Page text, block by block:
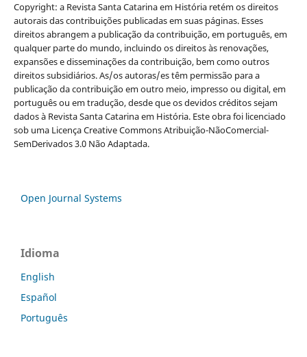
Copyright: a Revista Santa Catarina em História retém os direitos
autorais das contribuições publicadas em suas páginas. Esses
direitos abrangem a publicação da contribuição, em português, em
qualquer parte do mundo, incluindo os direitos às renovações,
expansões e disseminações da contribuição, bem como outros
direitos subsidiários. As/os autoras/es têm permissão para a
publicação da contribuição em outro meio, impresso ou digital, em
português ou em tradução, desde que os devidos créditos sejam
dados à Revista Santa Catarina em História. Este obra foi licenciado
sob uma Licença Creative Commons Atribuição-NãoComercial-
SemDerivados 3.0 Não Adaptada.
Open Journal Systems
Idioma
English
Español
Português